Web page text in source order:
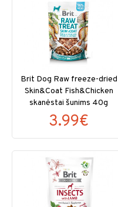
Brit Dog Raw freeze-dried
Skin&Coat Fish&Chicken
skanėstai šunims 40g
3.99€